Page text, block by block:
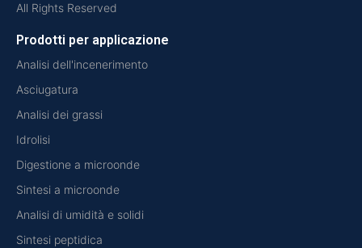
All Rights Reserved
Prodotti per applicazione
Analisi dell'incenerimento
Asciugatura
Analisi dei grassi
Idrolisi
Digestione a microonde
Sintesi a microonde
Analisi di umidità e solidi
Sintesi peptidica